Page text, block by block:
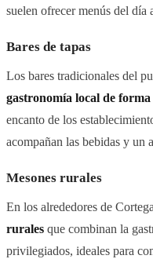
suelen ofrecer menús del día
Bares de tapas
Los bares tradicionales del
gastronomía local de
encanto de los
acompañan las bebidas y un
Mesones rurales
En los alrededores de
rurales que combinan la
privilegiados, ideales para